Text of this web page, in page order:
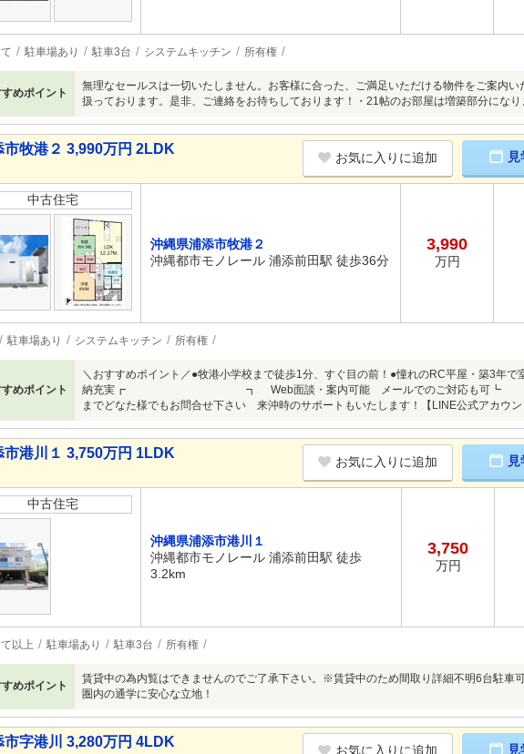
駐車場あり 駐車3台 システムキッチン 所有権
めポイント
無理なセールスは一切いたしません。お客様に合った、ご満足いただける物件をご案内
扱っております。是非、ご連絡をお待ちしております！・21帖のお部屋は増築部分にな
市牧港２ 3,990万円 2LDK
お気に入りに追加
中古住宅
沖縄県浦添市牧港２
沖縄都市モノレール 浦添前田駅 徒歩36分
3,990
万円
駐車場あり システムキッチン 所有権
めポイント
＼おすすめポイント／●牧港小学校まで徒歩1分、すぐ目の前！●憧れのRC平屋・築3年
納充実┏ ┓ Web面談・案内可能 メールでのご対応も
までどなた様でもお問合せ下さい 来沖時のサポートもいたします！【LINE公式アカウン
市港川１ 3,750万円 1LDK
お気に入りに追加
中古住宅
沖縄県浦添市港川１
沖縄都市モノレール 浦添前田駅 徒歩
3.2km
3,750
万円
以上 駐車場あり 駐車3台 所有権
めポイント
賃貸中の為内覧はできませんのでご了承下さい。※賃貸中のため間取り詳細不明6台駐
圏内の通学に安心な立地！
市字港川 3,280万円 4LDK
お気に入りに追加